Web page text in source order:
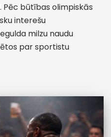
būtības olimpiskās
interešu
milzu naudu
par sportistu